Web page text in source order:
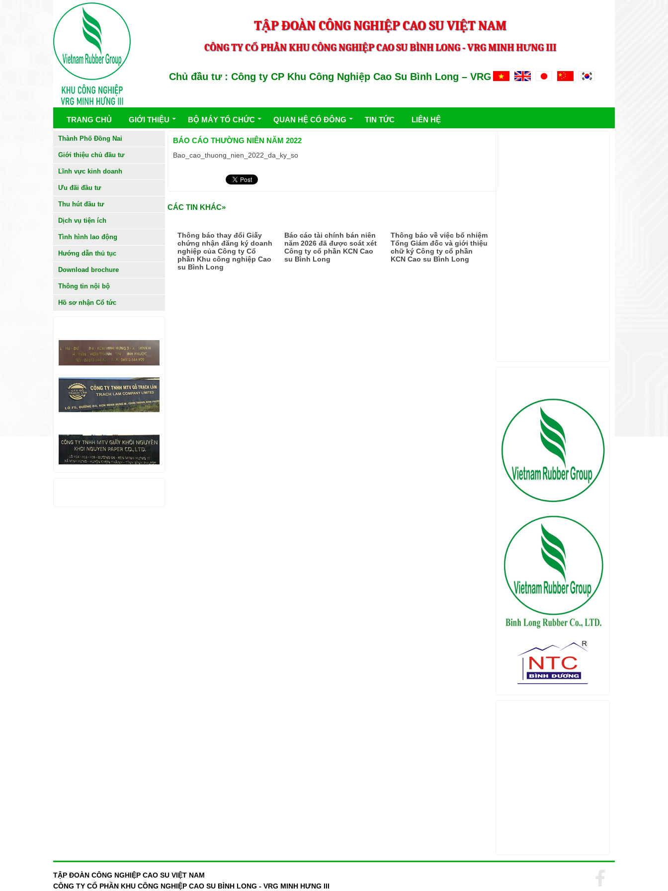
TẬP ĐOÀN CÔNG NGHIỆP CAO SU VIỆT NAM
CÔNG TY CỔ PHẦN KHU CÔNG NGHIỆP CAO SU BÌNH LONG - VRG MINH HƯNG III
Chủ đầu tư : Công ty CP Khu Công Nghiệp Cao Su Bình Long – VRG Minh Hung III
TRANG CHỦ GIỚI THIỆU BỘ MÁY TỔ CHỨC QUAN HỆ CỔ ĐÔNG TIN TỨC LIÊN HỆ
BÁO CÁO THƯỜNG NIÊN NĂM 2022
Bao_cao_thuong_nien_2022_da_ky_so
CÁC TIN KHÁC»
Thông báo thay đổi Giấy
chứng nhận đăng ký doanh
nghiệp của Công ty Cổ
phần Khu công nghiệp Cao
su Bình Long
Báo cáo tài chính bán niên
năm 2026 đã được soát xét
Công ty cổ phần KCN Cao
su Bình Long
Thông báo về việc bổ nhiệm
Tổng Giám đốc và giới thiệu
chữ ký Công ty cổ phần
KCN Cao su Bình Long
Thành Phố Đồng Nai
Giới thiệu chủ đầu tư
Lĩnh vực kinh doanh
Ưu đãi đầu tư
Thu hút đầu tư
Dịch vụ tiện ích
Tình hình lao động
Hướng dẫn thủ tục
Download brochure
Thông tin nội bộ
Hồ sơ nhận Cổ tức
TẬP ĐOÀN CÔNG NGHIỆP CAO SU VIỆT NAM
CÔNG TY CỔ PHẦN KHU CÔNG NGHIỆP CAO SU BÌNH LONG - VRG MINH HƯNG III